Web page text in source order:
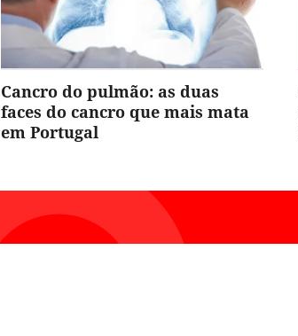
Cancro do pulmão: as duas
faces do cancro que mais mata
em Portugal